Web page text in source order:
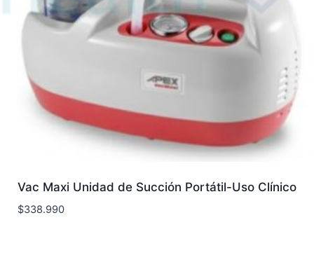
Vac Maxi Unidad de Succión Portátil-Uso Clínico
$338.990